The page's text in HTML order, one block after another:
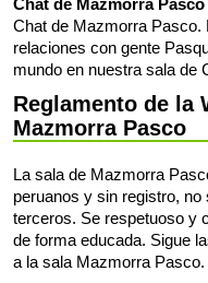
Chat de Mazmorra
Chat de Mazmorra Pasco.
relaciones con gente
mundo en nuestra sala de
Reglamento de la
Mazmorra Pasco
La sala de Mazmorra
peruanos y sin registro,
terceros. Se respetuoso y
de forma educada. Sigue
a la sala Mazmorra Pasco.